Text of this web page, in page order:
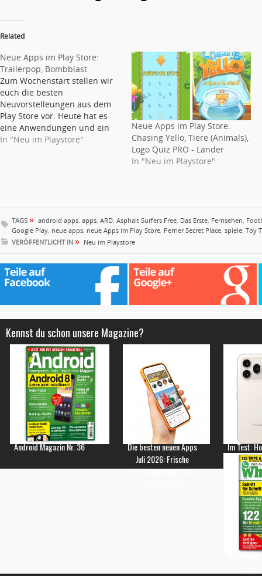
Related
Neue Apps im Play Store:
Trailerpop, Bombblast
Zum Wochenstart stellen wir
euch die besten
Neuvorstelleungen aus dem
Play Store vor. Heute hat es
eine Anwendungen und ein
Spiel in unsere Bestenliste
Quiz, sondern eines, bei dem
du gleichzeitig bis zu 20.000…
In "Neu im Playstore"
Neue Apps im Play Store:
Chasing Yello, Tiere (Animals),
Logo Quiz PRO - Länder
In "Neu im Playstore"
TAGS » android apps, apps, ARD, Asphalt Surfers Free, Das Erste, Fernsehen,
Google Play, neue apps, neue Apps im Play Store, Perrier Secret Place, spiele, Toy
VERÖFFENTLICHT IN » Neu im Playstore
Kennst du schon unsere Magazine?
Android Magazin Nr. 36
Die besten neuen Apps
Juli 2026: Frische
Empfehlungen für
Im Test: